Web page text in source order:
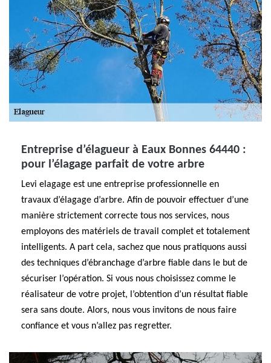
Entreprise d’élagueur à Eaux Bonnes 64440 :
pour l’élagage parfait de votre arbre
Levi elagage est une entreprise professionnelle en
travaux d’élagage d’arbre. Afin de pouvoir effectuer d’une
manière strictement correcte tous nos services, nous
employons des matériels de travail complet et totalement
intelligents. A part cela, sachez que nous pratiquons aussi
des techniques d’ébranchage d’arbre fiable dans le but de
sécuriser l’opération. Si vous nous choisissez comme le
réalisateur de votre projet, l’obtention d’un résultat fiable
sera sans doute. Alors, nous vous invitons de nous faire
confiance et vous n’allez pas regretter.